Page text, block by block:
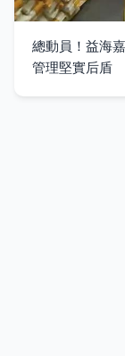
總動員！益海
管理堅實后盾